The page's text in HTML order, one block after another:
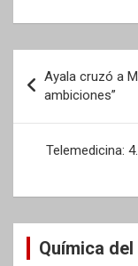
de
entradas
Ayala cruzó a
ambiciones”
Telemedicina:
Química